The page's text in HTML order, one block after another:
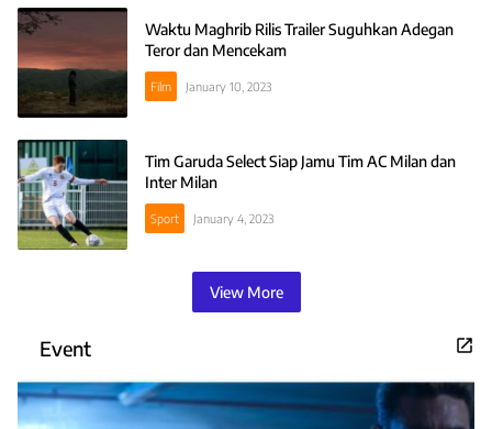
Waktu Maghrib Rilis Trailer Suguhkan Adegan
Teror dan Mencekam
Film January 10, 2023
Tim Garuda Select Siap Jamu Tim AC Milan dan
Inter Milan
Sport January 4, 2023
View More
Event